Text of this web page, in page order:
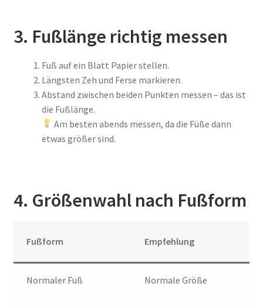
3. Fußlänge richtig messen
Fuß auf ein Blatt Papier stellen.
Längsten Zeh und Ferse markieren.
Abstand zwischen beiden Punkten messen – das ist
die Fußlänge.
Am besten abends messen, da die Füße dann
etwas größer sind.
4. Größenwahl nach Fußform
Fußform Empfehlung
Normaler Fuß Normale Größe